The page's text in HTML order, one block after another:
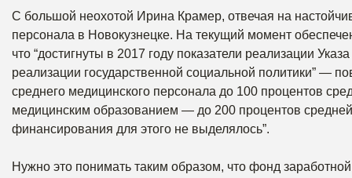
С большой неохотой Ирина Крамер, отвечая на
персонала в Новокузнецке. На текущий момент
что “достигнуты в 2017 году показатели реализации
реализации государственной социальной политики” —
среднего медицинского персонала до 100 процентов
медицинским образованием — до 200 процентов
финансирования для этого не выделялось”.
Нужно это понимать таким образом, что фонд